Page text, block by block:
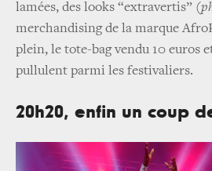
lamées, des looks “extravertis” (
merchandising de la marque
plein, le tote-bag vendu 10 euros
pullulent parmi les festivaliers.
20h20, enfin un coup